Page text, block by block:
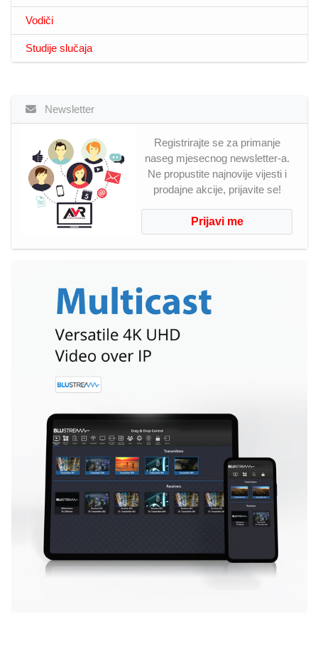
Vodiči
Studije slučaja
Newsletter
Registrirajte se za primanje
naseg mjesecnog newsletter-a.
Ne propustite najnovije vijesti i
prodajne akcije, prijavite se!
Prijavi me